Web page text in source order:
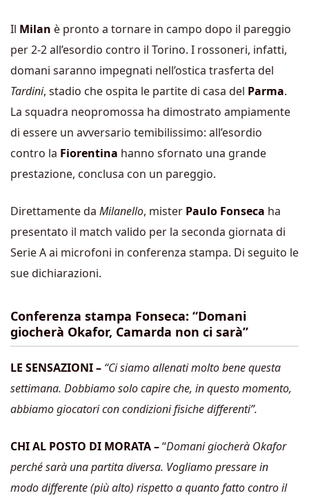
Il Milan è pronto a tornare in campo dopo il pareggio
per 2-2 all’esordio contro il Torino. I rossoneri, infatti,
domani saranno impegnati nell’ostica trasferta del
Tardini, stadio che ospita le partite di casa del Parma.
La squadra neopromossa ha dimostrato ampiamente
di essere un avversario temibilissimo: all’esordio
contro la Fiorentina hanno sfornato una grande
prestazione, conclusa con un pareggio.
Direttamente da Milanello, mister Paulo Fonseca ha
presentato il match valido per la seconda giornata di
Serie A ai microfoni in conferenza stampa. Di seguito le
sue dichiarazioni.
Conferenza stampa Fonseca: “Domani
giocherà Okafor, Camarda non ci sarà”
LE SENSAZIONI – “Ci siamo allenati molto bene questa
settimana. Dobbiamo solo capire che, in questo momento,
abbiamo giocatori con condizioni fisiche differenti”.
CHI AL POSTO DI MORATA –“Domani giocherà Okafor
perché sarà una partita diversa. Vogliamo pressare in
modo differente (più alto) rispetto a quanto fatto contro il